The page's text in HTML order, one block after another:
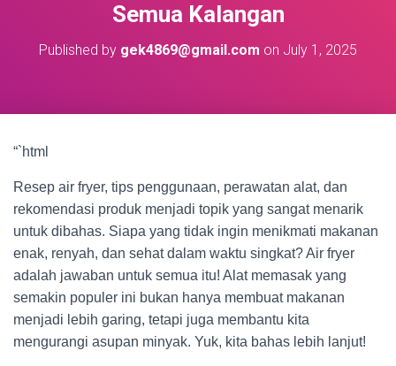
Semua Kalangan
Published by gek4869@gmail.com on July 1, 2025
“`html
Resep air fryer, tips penggunaan, perawatan alat, dan
rekomendasi produk menjadi topik yang sangat menarik
untuk dibahas. Siapa yang tidak ingin menikmati makanan
enak, renyah, dan sehat dalam waktu singkat? Air fryer
adalah jawaban untuk semua itu! Alat memasak yang
semakin populer ini bukan hanya membuat makanan
menjadi lebih garing, tetapi juga membantu kita
mengurangi asupan minyak. Yuk, kita bahas lebih lanjut!